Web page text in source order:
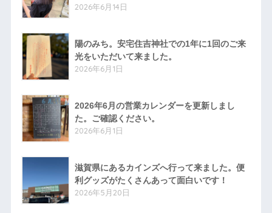
2026年6月14日
陽のみち。安宅住吉神社での1年に1回のご来
光をいただいて来ました。
2026年6月1日
2026年6月の営業カレンダーを更新しまし
た。ご確認ください。
2026年6月1日
滋賀県にあるカインズへ行って来ました。便
利グッズがたくさんあって面白いです！
2026年5月20日